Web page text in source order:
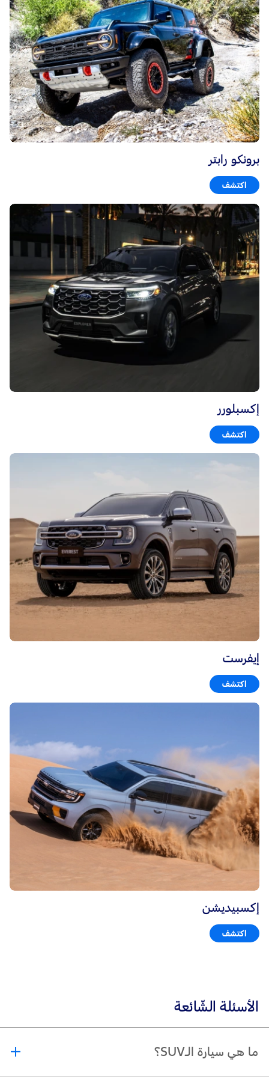
برونكو رابتر
اكتشف
إكسبلورر
اكتشف
إيفرست
اكتشف
إكسبيديشن
اكتشف
الأسئلة الشّائعة
ما هي سيارة الـSUV؟